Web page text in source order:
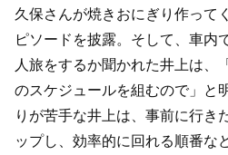
久保さんが焼きおにぎり作って
ピソードを披露。そして、車内
人旅をするか聞かれた井上は、
のスケジュールを組むので」と
りが苦手な井上は、事前に行き
ップし、効率的に回れる順番な